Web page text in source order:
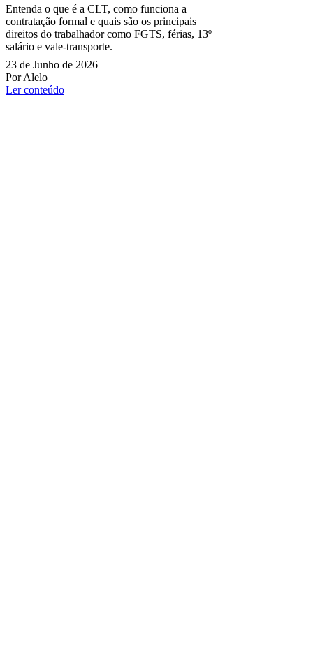
Entenda o que é a CLT, como funciona a
contratação formal e quais são os principais
direitos do trabalhador como FGTS, férias, 13º
salário e vale-transporte.
23 de Junho de 2026
Por Alelo
Ler conteúdo